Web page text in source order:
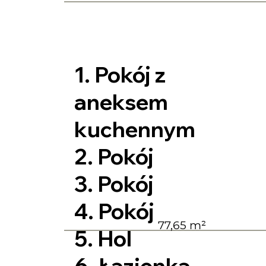
1. Pokój z
aneksem
kuchennym
2. Pokój
3. Pokój
4. Pokój
5. Hol
77,65 m²